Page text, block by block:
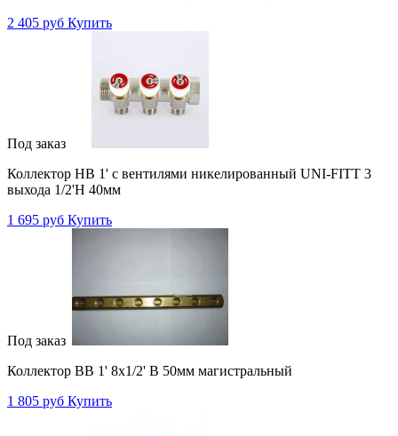
2 405 руб Купить
Под заказ
Коллектор НВ 1' с вентилями никелированный UNI-FITT 3
выхода 1/2'Н 40мм
1 695 руб Купить
Под заказ
Коллектор ВВ 1' 8x1/2' В 50мм магистральный
1 805 руб Купить